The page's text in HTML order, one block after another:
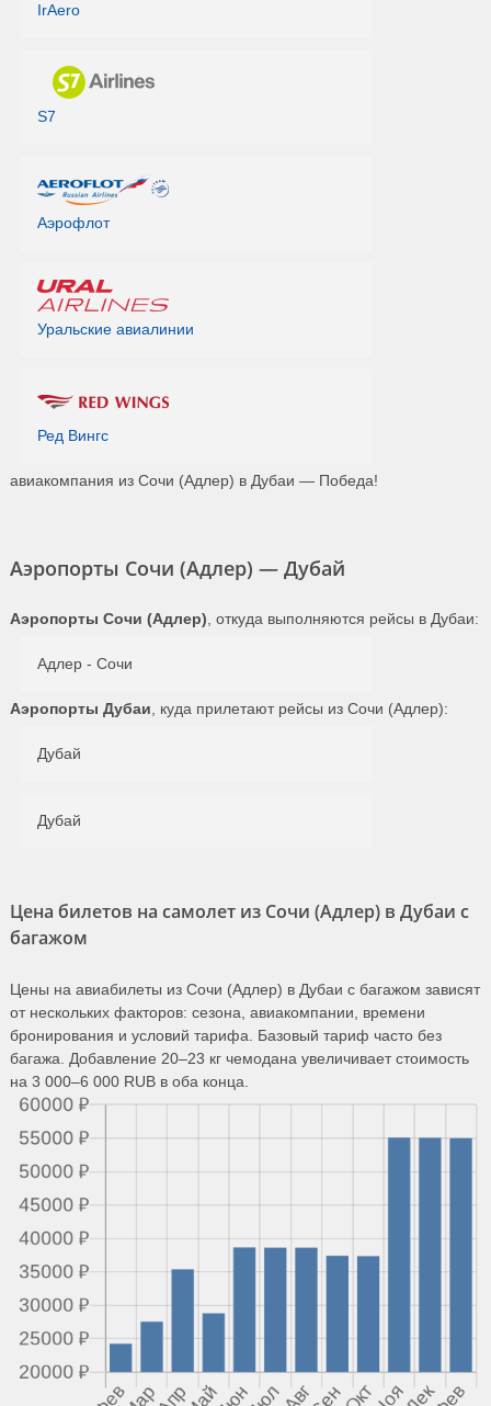
IrAero
S7
Аэрофлот
Уральские авиалинии
Ред Вингс
авиакомпания из Сочи (Адлер) в Дубаи — Победа!
Аэропорты Сочи (Адлер) — Дубай
Аэропорты Сочи (Адлер) , откуда выполняются рейсы в Дубаи:
Адлер - Сочи
Аэропорты Дубаи , куда прилетают рейсы из Сочи (Адлер):
Дубай
Дубай
Цена билетов на самолет из Сочи (Адлер) в Дубаи с
багажом
Цены на авиабилеты из Сочи (Адлер) в Дубаи с багажом зависят
от нескольких факторов: сезона, авиакомпании, времени
бронирования и условий тарифа. Базовый тариф часто без
багажа. Добавление 20–23 кг чемодана увеличивает стоимость
на 3 000–6 000 RUB в оба конца.